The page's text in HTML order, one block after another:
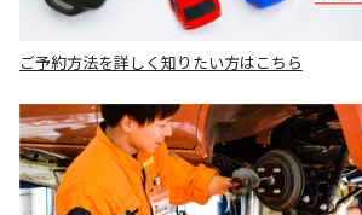
ご予約方法を詳しく知りたい方はこちら